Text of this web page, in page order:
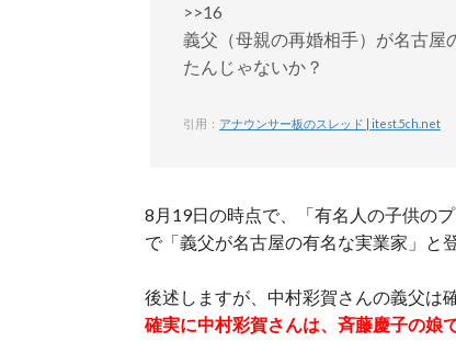
>>16
義父（母親の再婚相手）が名古屋
たんじゃないか？
引用： アナウンサー板のスレッド | itest.5ch.net
8月19日の時点で、「有名人の子供の
で「義父が名古屋の有名な実業家」と
後述しますが、中村彩賀さんの義父は
確実に中村彩賀さんは、斉藤慶子の娘